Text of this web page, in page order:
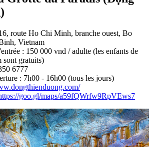
route Ho Chi Minh, branche ouest, Bo
Vietnam
: 150 000 vnd / adulte (les enfants de
sont gratuits)
6777
: 7h00 - 16h00 (tous les jours)
goo.gl/maps/a59fQWrfw9RpVEws7